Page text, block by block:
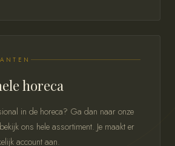
horeca
in de horeca? Ga dan naar onze
ons hele assortiment. Je maakt er
account aan.